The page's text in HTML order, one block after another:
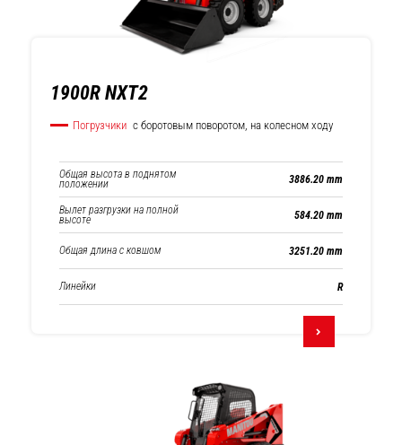
1900R NXT2
Погрузчики с боротовым поворотом, на колесном ходу
Общая высота в поднятом
положении 3886.20 mm
Вылет разгрузки на полной
высоте 584.20 mm
Общая длина с ковшом 3251.20 mm
Линейки R